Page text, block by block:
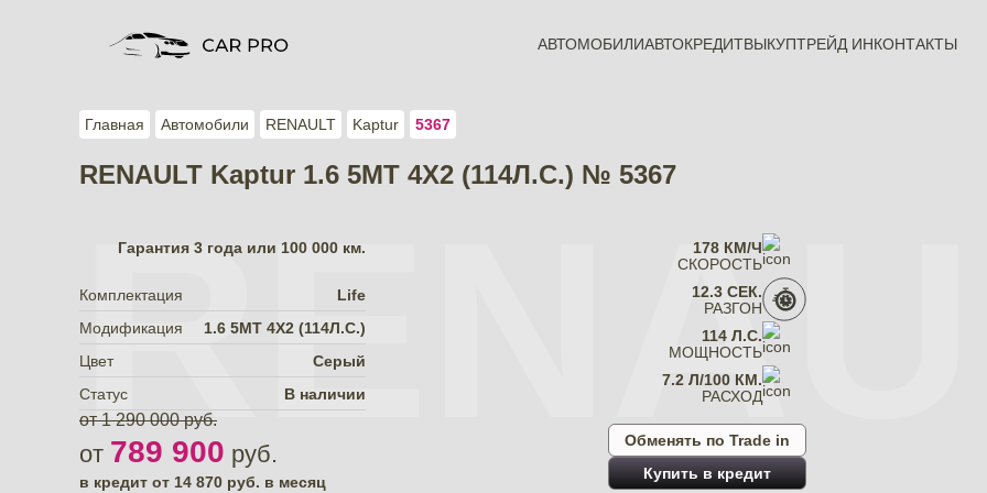
АВТОМОБИЛИАВТОКРЕДИТВЫКУПТРЕЙД ИНКОНТАКТЫ
Главная Автомобили RENAULT Kaptur 5367
RENAULT Kaptur 1.6 5MT 4X2 (114Л.С.) № 5367
Гарантия 3 года или 100 000 км.
Комплектация
Life
Модификация
1.6 5MT 4X2 (114Л.С.)
Цвет
Серый
Статус
В наличии
от 1 290 000 руб.
от 789 900 руб.
в кредит от 14 870 руб. в месяц
178 КМ/Ч
СКОРОСТЬ
12.3 СЕК.
РАЗГОН
114 Л.С.
МОЩНОСТЬ
7.2 Л/100 КМ.
РАСХОД
Обменять по Trade in
Купить в кредит